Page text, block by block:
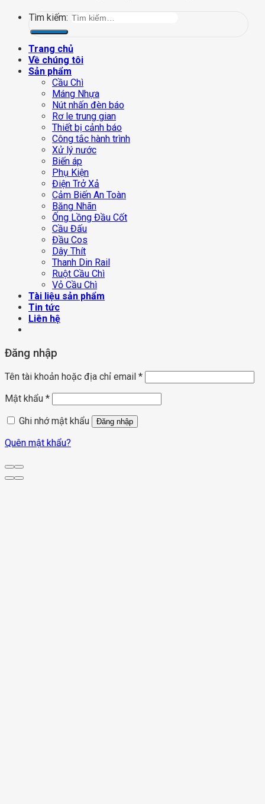
Tìm kiếm:
Trang chủ
Về chúng tôi
Sản phẩm
Cầu Chì
Máng Nhựa
Nút nhấn đèn báo
Rơ le trung gian
Thiết bị cảnh báo
Công tắc hành trình
Xử lý nước
Biến áp
Phụ Kiện
Điện Trở Xả
Cảm Biến An Toàn
Băng Nhãn
Ống Lồng Đầu Cốt
Cầu Đấu
Đầu Cos
Dây Thít
Thanh Din Rail
Ruột Cầu Chì
Vỏ Cầu Chì
Tài liệu sản phẩm
Tin tức
Liên hệ
Đăng nhập
Tên tài khoản hoặc địa chỉ email *
Mật khẩu *
Ghi nhớ mật khẩu
Đăng nhập
Quên mật khẩu?